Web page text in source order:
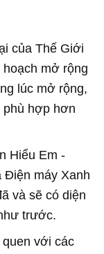
của Thế Giới
mở rộng
lúc mở rộng,
phù hợp hơn
Hiểu Em -
Điện máy Xanh
và sẽ có diện
trước.
với các